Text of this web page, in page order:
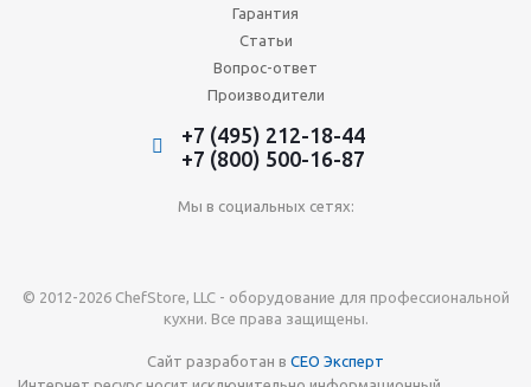
Гарантия
Статьи
Вопрос-ответ
Производители
+7 (495) 212-18-44
+7 (800) 500-16-87
Мы в социальных сетях:
© 2012-2026 ChefStore, LLC - оборудование для профессиональной
кухни. Все права защищены.
Сайт разработан в СЕО Эксперт